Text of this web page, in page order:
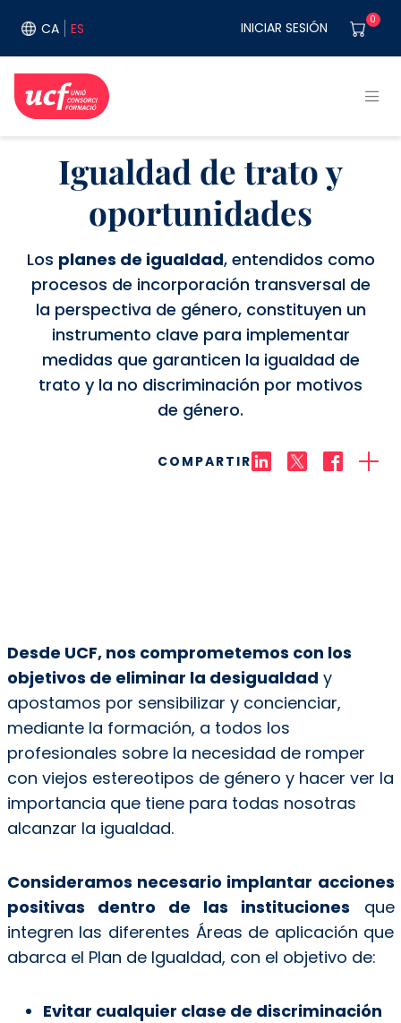
CA ES User
INICIAR SESIÓN 0
Igualdad de trato y
oportunidades
Los planes de igualdad, entendidos como
procesos de incorporación transversal de
la perspectiva de género, constituyen un
instrumento clave para implementar
medidas que garanticen la igualdad de
trato y la no discriminación por motivos
de género.
COMPARTIR
Desde UCF, nos comprometemos con los
objetivos de eliminar la desigualdad y
apostamos por sensibilizar y concienciar,
mediante la formación, a todos los
profesionales sobre la necesidad de romper
con viejos estereotipos de género y hacer ver la
importancia que tiene para todas nosotras
alcanzar la igualdad.
Consideramos necesario implantar acciones
positivas dentro de las instituciones que
integren las diferentes Áreas de aplicación que
abarca el Plan de Igualdad, con el objetivo de:
Evitar cualquier clase de discriminación